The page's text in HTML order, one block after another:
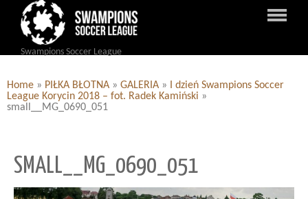
Swampions Soccer League
Home » PIŁKA BŁOTNA » GALERIA »
I dzień Swampions Soccer
League Korycin 2018 – fot. Radek Kamiński »
small__MG_0690_051
SMALL__MG_0690_051